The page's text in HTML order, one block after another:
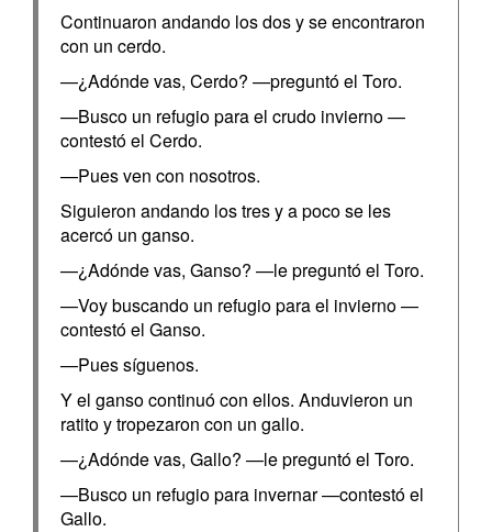
Continuaron andando los dos y se encontraron
con un cerdo.
—¿Adónde vas, Cerdo? —preguntó el Toro.
—Busco un refugio para el crudo invierno —
contestó el Cerdo.
—Pues ven con nosotros.
Siguieron andando los tres y a poco se les
acercó un ganso.
—¿Adónde vas, Ganso? —le preguntó el Toro.
—Voy buscando un refugio para el invierno —
contestó el Ganso.
—Pues síguenos.
Y el ganso continuó con ellos. Anduvieron un
ratito y tropezaron con un gallo.
—¿Adónde vas, Gallo? —le preguntó el Toro.
—Busco un refugio para invernar —contestó el
Gallo.